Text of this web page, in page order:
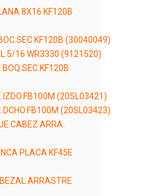
8X16 KF120B
(30040049)
16 WR3330 (9121520)
(20SL03421)
(20SL03423)
PLACA KF45E
ARRASTRE